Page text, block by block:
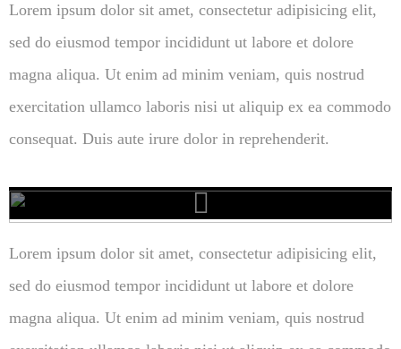
Lorem ipsum dolor sit amet, consectetur adipisicing elit,
sed do eiusmod tempor incididunt ut labore et dolore
magna aliqua. Ut enim ad minim veniam, quis nostrud
exercitation ullamco laboris nisi ut aliquip ex ea commodo
consequat. Duis aute irure dolor in reprehenderit.
Lorem ipsum dolor sit amet, consectetur adipisicing elit,
sed do eiusmod tempor incididunt ut labore et dolore
magna aliqua. Ut enim ad minim veniam, quis nostrud